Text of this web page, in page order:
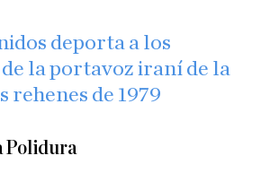
deporta a los
la portavoz iraní de la
rehenes de 1979
Polidura